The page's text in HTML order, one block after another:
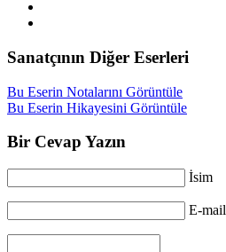
Sanatçının Diğer Eserleri
Bu Eserin Notalarını Görüntüle
Bu Eserin Hikayesini Görüntüle
Bir Cevap Yazın
İsim
E-mail